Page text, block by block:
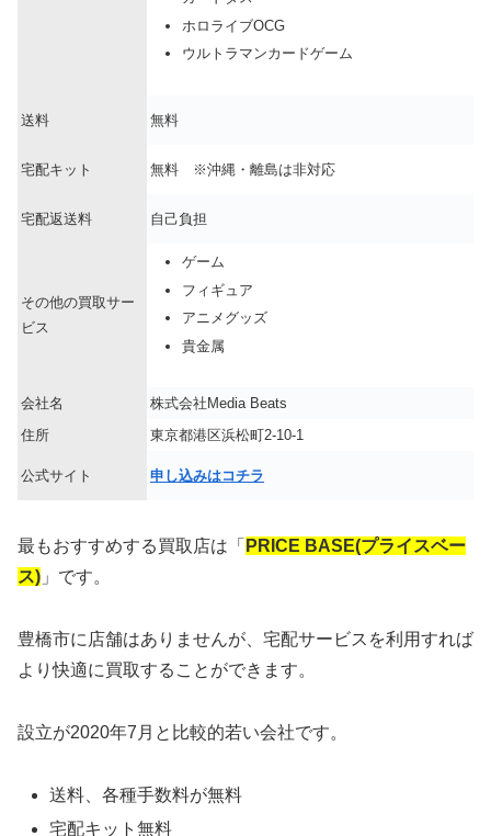
ホロライブOCG
ウルトラマンカードゲーム
送料 無料
宅配キット 無料 ※沖縄・離島は非対応
宅配返送料 自己負担
その他の買取サー
ビス
ゲーム
フィギュア
アニメグッズ
貴金属
会社名
株式会社Media Beats
住所
東京都港区浜松町2-10-1
公式サイト 申し込みはコチラ
最もおすすめする買取店は「 PRICE BASE(プライスベー
ス) 」です。
豊橋市に店舗はありませんが、宅配サービスを利用すれば
より快適に買取することができます。
設立が2020年7月と比較的若い会社です。
送料、各種手数料が無料
宅配キット無料